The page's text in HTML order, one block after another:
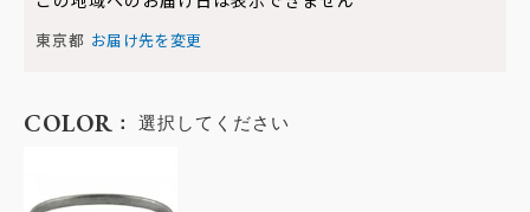
東京都 お届け先を変更
COLOR 選択してください